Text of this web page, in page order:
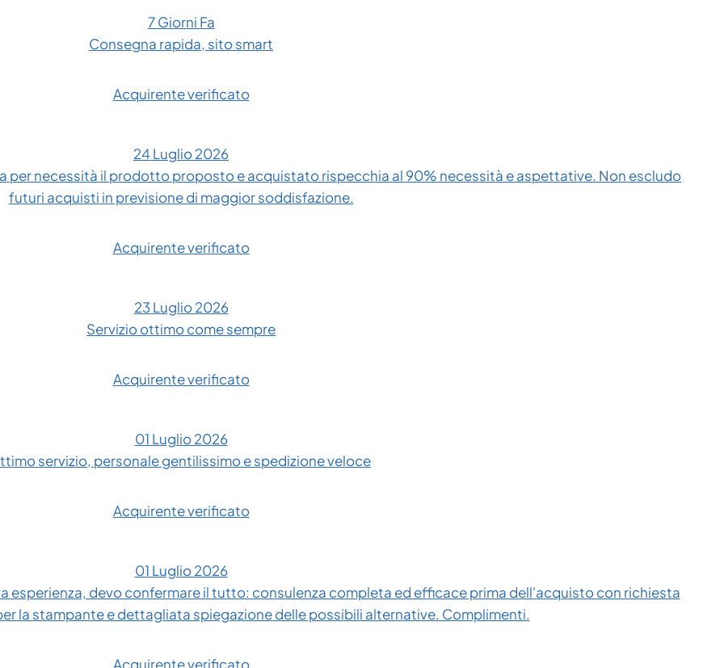
7 Giorni Fa
Consegna rapida, sito smart
Acquirente verificato
24 Luglio 2026
per necessità il prodotto proposto e acquistato rispecchia al 90% necessità e aspettative. Non escludo
futuri acquisti in previsione di maggior soddisfazione.
Acquirente verificato
23 Luglio 2026
Servizio ottimo come sempre
Acquirente verificato
01 Luglio 2026
servizio, personale gentilissimo e spedizione veloce
Acquirente verificato
01 Luglio 2026
devo confermare il tutto: consulenza completa ed efficace prima dell'acquisto con richiesta
la stampante e dettagliata spiegazione delle possibili alternative. Complimenti.
Acquirente verificato